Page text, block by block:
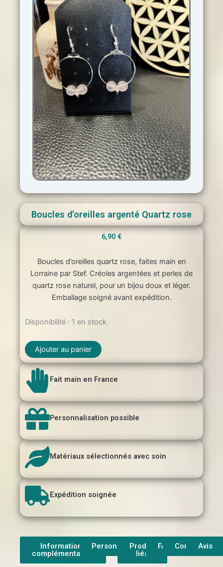
Boucles d’oreilles argenté Quartz rose
6,90 €
Boucles d’oreilles quartz rose, faites main en
Lorraine par Stef. Créoles argentées et perles de
quartz rose naturel, pour un bijou doux et léger.
Emballage soigné avant expédition.
Disponibilité : 1 en stock
quantité
Boucles
d'oreilles
argenté
Quartz
rose
Ajouter au panier
Fait main en France
Personnalisation possible
Matériaux sélectionnés avec soin
Expédition soignée
Informations
complémentaires
Personnalisation
Produit
liés
FAQ ContactAvis